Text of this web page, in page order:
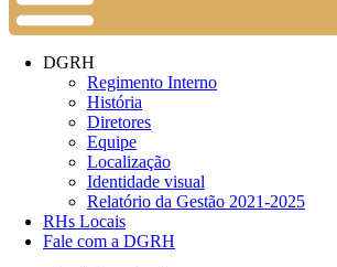
DGRH
Regimento Interno
História
Diretores
Equipe
Localização
Identidade visual
Relatório da Gestão 2021-2025
RHs Locais
Fale com a DGRH